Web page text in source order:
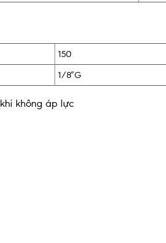
150
1/8″G
không áp lực